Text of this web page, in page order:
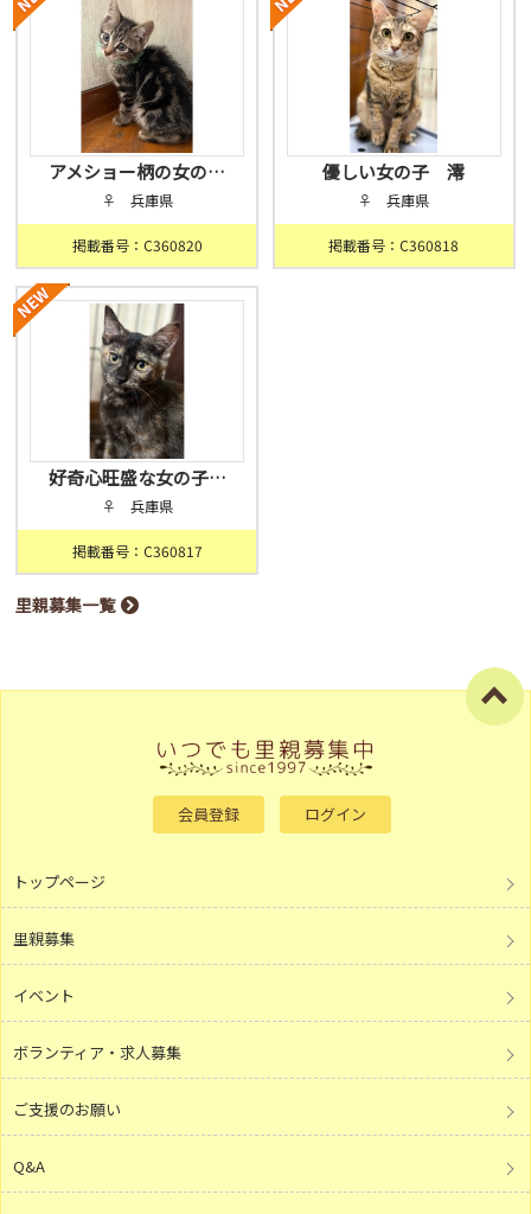
アメショー柄の女の…
♀ 兵庫県
掲載番号：C360820
優しい女の子 澪
♀ 兵庫県
掲載番号：C360818
好奇心旺盛な女の子…
♀ 兵庫県
掲載番号：C360817
里親募集一覧
会員登録 ログイン
トップページ
里親募集
イベント
ボランティア・求人募集
ご支援のお願い
Q&A